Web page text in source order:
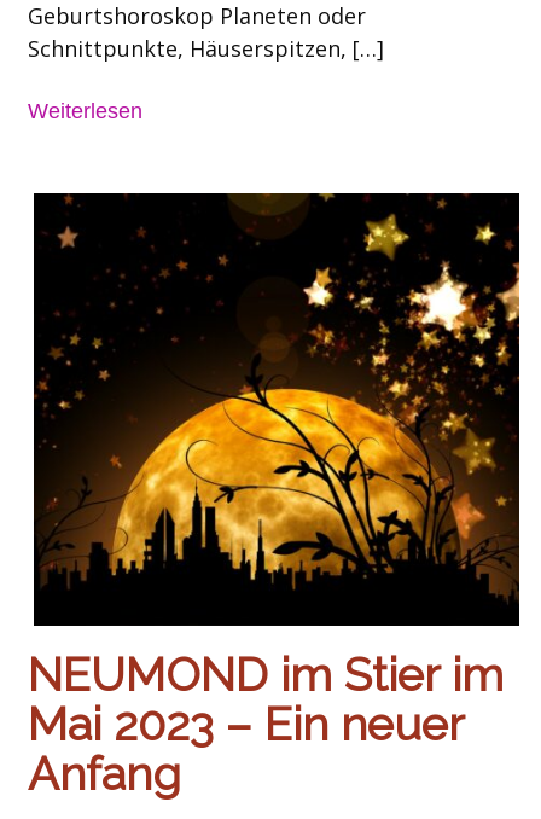
Geburtshoroskop Planeten oder
Schnittpunkte, Häuserspitzen, […]
Weiterlesen
NEUMOND im Stier im
Mai 2023 – Ein neuer
Anfang